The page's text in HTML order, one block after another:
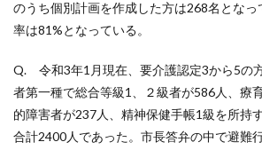
のうち個別計画を作成した方は268名とな
率は81%となっている。
Q. 令和3年1月現在、要介護認定3から5の
者第一種で総合等級1、２級者が586人、療
的障害者が237人、精神保健手帳1級を所持
合計2400人であった。市長答弁の中で避難